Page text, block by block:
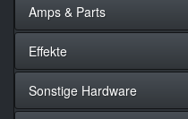
Amps & Parts
Effekte
Sonstige Hardware